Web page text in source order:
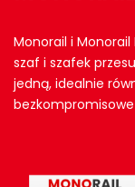
Monorail i
szaf i szafek
jedną, idealnie